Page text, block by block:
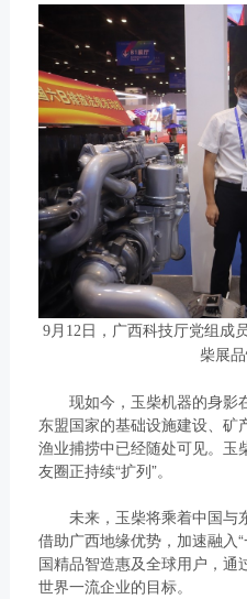
9月12日，广西科技厅党组成
柴展品
现如今，玉柴机器的身影
东盟国家的基础设施建设、矿
渔业捕捞中已经随处可见。玉
友圈正持续“扩列”。
未来，玉柴将乘着中国与
借助广西地缘优势，加速融入
国精品智造惠及全球用户，通
世界一流企业的目标。